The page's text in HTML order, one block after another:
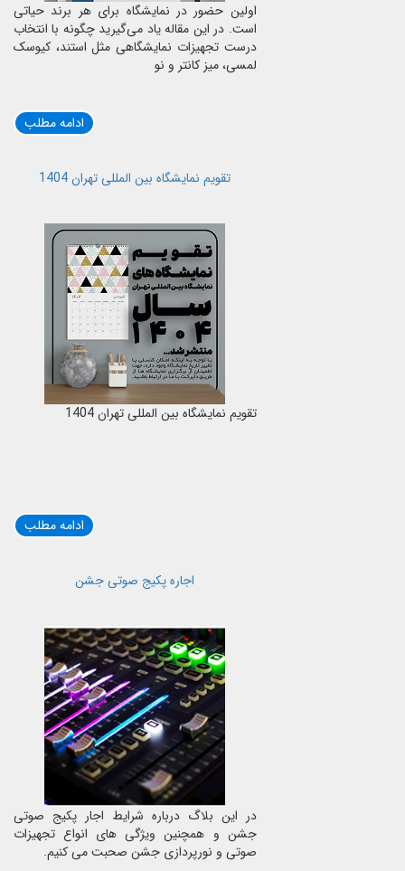
اولین حضور در نمایشگاه برای هر برند حیاتی
است. در این مقاله یاد می‌گیرید چگونه با انتخاب
درست تجهیزات نمایشگاهی مثل استند، کیوسک
لمسی، میز کانتر و نو
ادامه مطلب
تقویم نمایشگاه بین المللی تهران 1404
تقویم نمایشگاه بین المللی تهران 1404
ادامه مطلب
اجاره پکیج صوتی جشن
در این بلاگ درباره شرایط اجار پکیج صوتی
جشن و همچنین ویژگی های انواع تجهیزات
صوتی و نورپردازی جشن صحبت می کنیم.